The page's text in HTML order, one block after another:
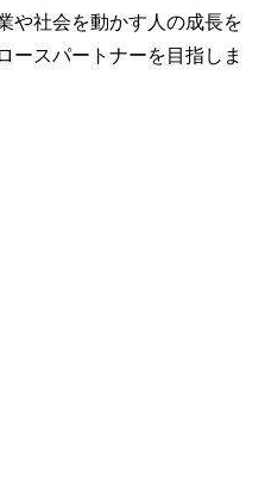
や社会を動かす人の成長を
ースパートナーを目指しま